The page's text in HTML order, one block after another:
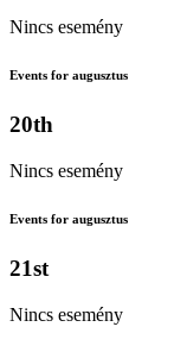
Nincs esemény
Events for augusztus
20th
Nincs esemény
Events for augusztus
21st
Nincs esemény